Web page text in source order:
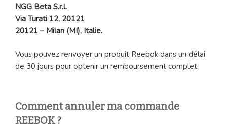
NGG Beta S.r.l.
Via Turati 12, 20121
20121 – Milan (MI), Italie.
Vous pouvez renvoyer un produit Reebok dans un délai
de 30 jours pour obtenir un remboursement complet.
Comment annuler ma commande
REEBOK ?